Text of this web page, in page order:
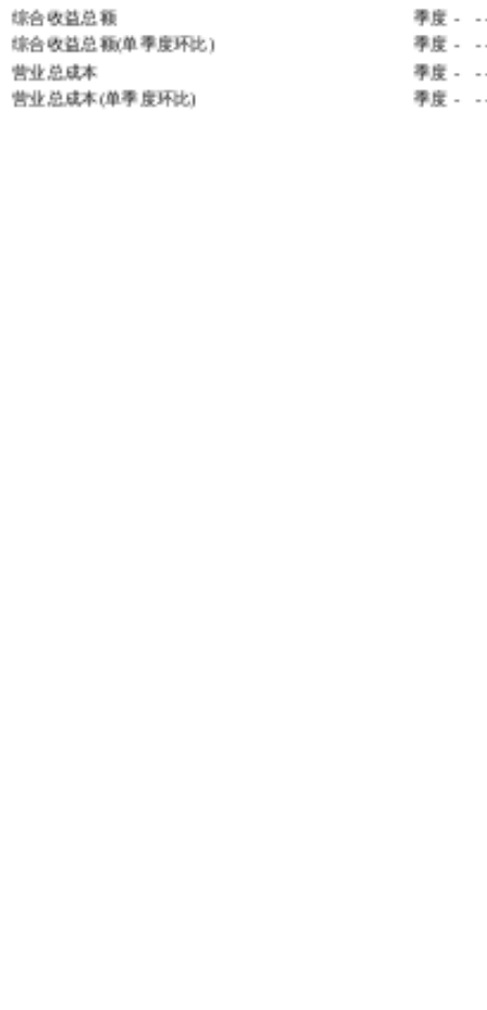
综合收益总额
季度 - -
综合收益总额(单季度环比)
季度 - -
营业总成本
季度 - -
营业总成本(单季度环比)
季度 - -